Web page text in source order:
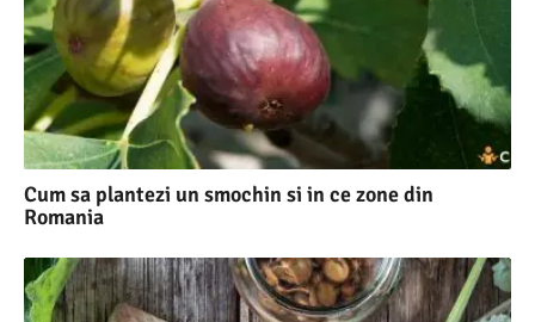
Cum sa plantezi un smochin si in ce zone din
Romania